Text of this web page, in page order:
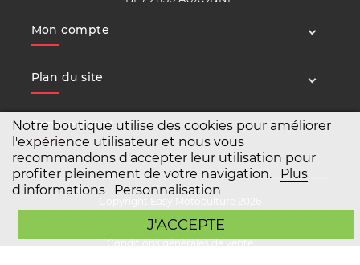
Notre boutique utilise des cookies pour améliorer
l'expérience utilisateur et nous vous
recommandons d'accepter leur utilisation pour
profiter pleinement de votre navigation.
Plus
d'informations
Personnalisation
J'ACCEPTE
Mon compte
Plan du site
Service client
Copyright Easy Motoculture 2026
Mentions légales
Conditions générales de vente